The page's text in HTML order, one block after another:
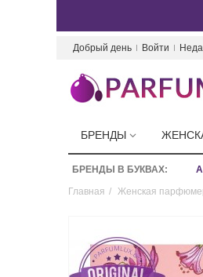
Добрый день Войти
БРЕНДЫ
БРЕНДЫ В БУКВАХ: A
Главная / Женская